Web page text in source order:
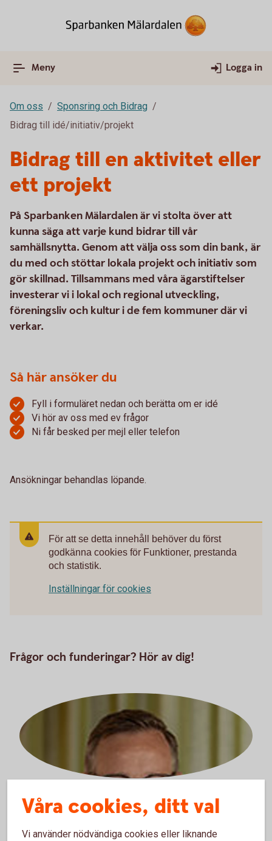
Meny Logga in
Om oss
Sponsring och Bidrag
Bidrag till idé/initiativ/projekt
Bidrag till en aktivitet eller
ett projekt
På Sparbanken Mälardalen är vi stolta över att
kunna säga att varje kund bidrar till vår
samhällsnytta. Genom att välja oss som din bank, är
du med och stöttar lokala projekt och initiativ som
gör skillnad. Tillsammans med våra ägarstiftelser
investerar vi i lokal och regional utveckling,
föreningsliv och kultur i de fem kommuner där vi
verkar.
Så här ansöker du
Fyll i formuläret nedan och berätta om er idé
Vi hör av oss med ev frågor
Ni får besked per mejl eller telefon
Ansökningar behandlas löpande.
För att se detta innehåll behöver du först
godkänna cookies för Funktioner, prestanda
och statistik.
Inställningar för cookies
Frågor och funderingar? Hör av dig!
Samhällsnytta och Sponsring
0221-344 27
Våra cookies, ditt val
Vi använder nödvändiga cookies eller liknande